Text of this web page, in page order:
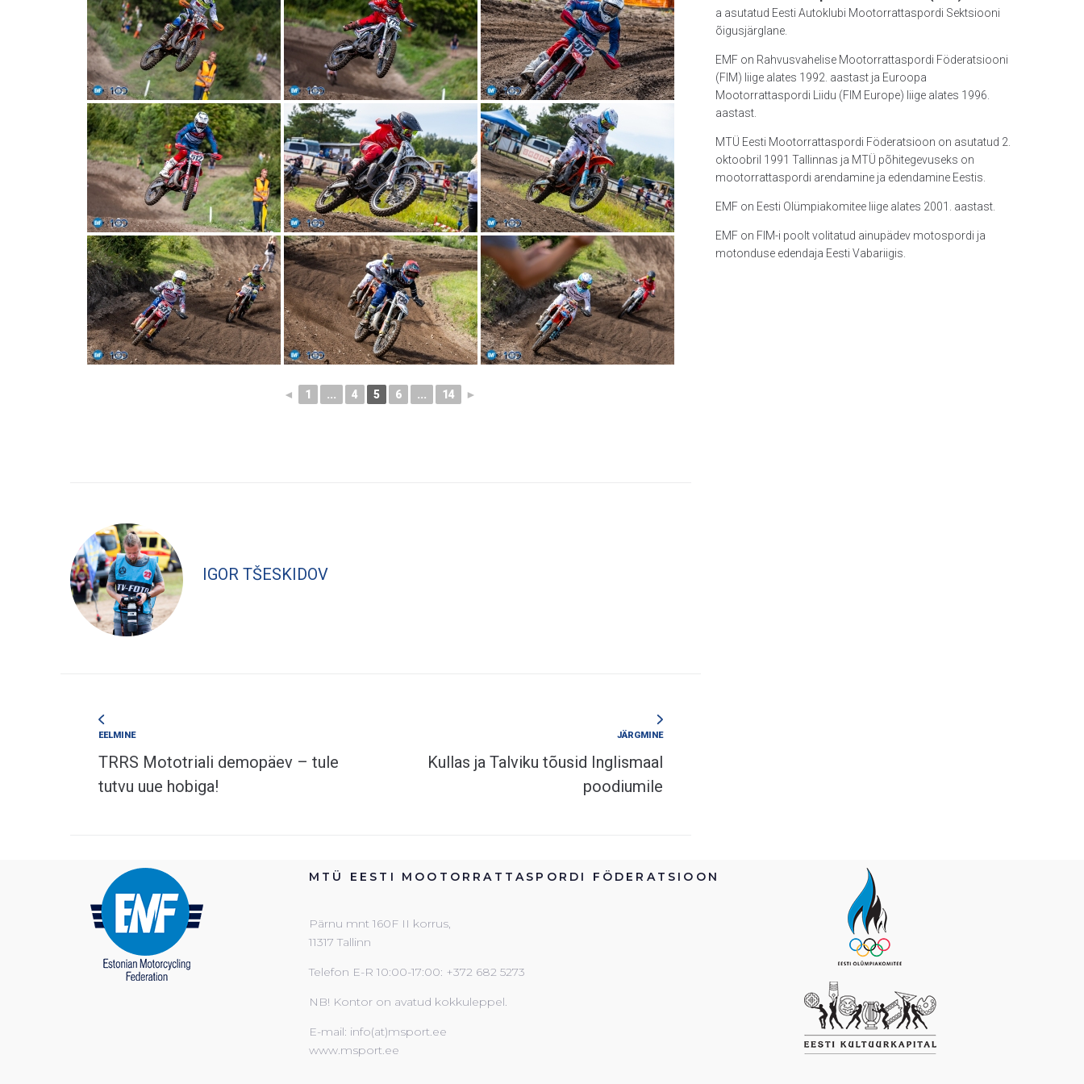
◄ 1 ... 4 5 6 ... 14 ►
IGOR TŠESKIDOV
EELMINE
TRRS Mototriali demopäev – tule
tutvu uue hobiga!
JÄRGMINE
Kullas ja Talviku tõusid Inglismaal
poodiumile
a asutatud Eesti Autoklubi Mootorrattaspordi Sektsiooni
õigusjärglane.
EMF on Rahvusvahelise Mootorrattaspordi Föderatsiooni
(FIM) liige alates 1992. aastast ja Euroopa
Mootorrattaspordi Liidu (FIM Europe) liige alates 1996.
aastast.
MTÜ Eesti Mootorrattaspordi Föderatsioon on asutatud 2.
oktoobril 1991 Tallinnas ja MTÜ põhitegevuseks on
mootorrattaspordi arendamine ja edendamine Eestis.
EMF on Eesti Olümpiakomitee liige alates 2001. aastast.
EMF on FIM-i poolt volitatud ainupädev motospordi ja
motonduse edendaja Eesti Vabariigis.
MTÜ EESTI MOOTORRATTASPORDI FÖDERATSIOON
Pärnu mnt 160F II korrus,
11317 Tallinn
Telefon E-R 10:00-17:00: +372 682 5273
NB! Kontor on avatud kokkuleppel.
E-mail: info(at)msport.ee
www.msport.ee